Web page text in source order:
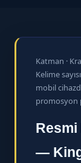
Katman ·
Kelime
mobil
promosyon
Resmi
—